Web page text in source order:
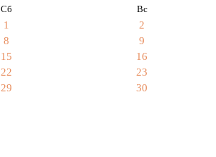
Сб Вс
1
2
8
9
15
16
22
23
29
30